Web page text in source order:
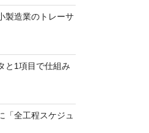
製造業のトレーサ
と1項目で仕組み
「全工程スケジュ